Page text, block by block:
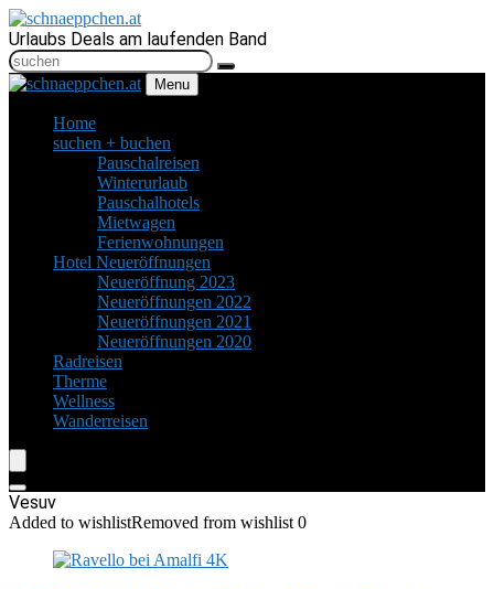
Urlaubs Deals am laufenden Band
Menu
Home
suchen + buchen
Pauschalreisen
Winterurlaub
Pauschalhotels
Mietwagen
Ferienwohnungen
Hotel Neueröffnungen
Neueröffnung 2023
Neueröffnungen 2022
Neueröffnungen 2021
Neueröffnungen 2020
Radreisen
Therme
Wellness
Wanderreisen
Vesuv
Added to wishlistRemoved from wishlist 0